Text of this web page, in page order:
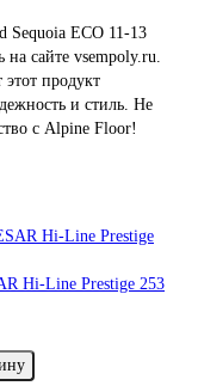
Sequoia ECO 11-13
сайте vsempoly.ru.
этот продукт
и стиль. Не
с Alpine Floor!
Hi-Line Prestige 253